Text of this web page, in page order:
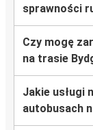
sprawności
Czy mogę
na trasie
Jakie usługi
autobusach